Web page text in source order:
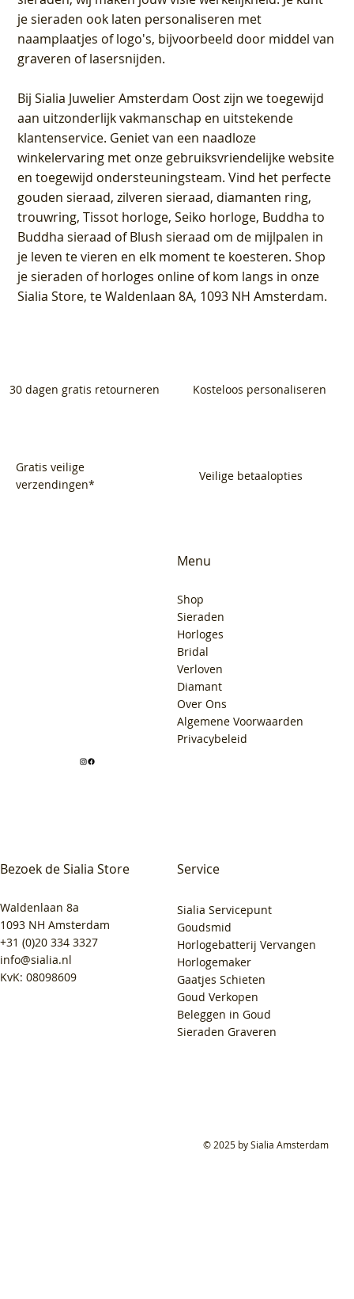
je sieraden ook laten personaliseren met
naamplaatjes of logo's, bijvoorbeeld door middel van
graveren of lasersnijden.
BijSialia Juwelier Amsterdam Oostzijn we toegewijd
aan uitzonderlijk vakmanschap en uitstekende
klantenservice. Geniet van een naadloze
winkelervaring met onze gebruiksvriendelijke website
en toegewijd ondersteuningsteam. Vind het perfecte
gouden sieraad, zilveren sieraad, diamanten ring,
trouwring, Tissot horloge, Seiko horloge, Buddha to
Buddha sieraad of Blush sieraad om de mijlpalen in
je leven te vieren en elk moment te koesteren. Shop
je sieraden of horloges online of kom langs in onze
Sialia Store, te Waldenlaan 8A, 1093 NH Amsterdam.
30 dagen gratis retourneren Kosteloos personaliseren
Gratis veilige
verzendingen*
Veilige betaalopties
Bezoek de Sialia Store
Waldenlaan 8a
1093 NH Amsterdam
+31 (0)20 334 3327
info@sialia.nl
KvK: 08098609
Menu
Shop
Sieraden
Horloges
Bridal
Verloven
Diamant
Over Ons
Algemene Voorwaarden
Privacybeleid
Service
Sialia Servicepunt
Goudsmid
Horlogebatterij Vervangen
Horlogemaker
Gaatjes Schieten
Goud Verkopen
Beleggen in Goud
Sieraden Graveren
© 2025 by Sialia Amsterdam